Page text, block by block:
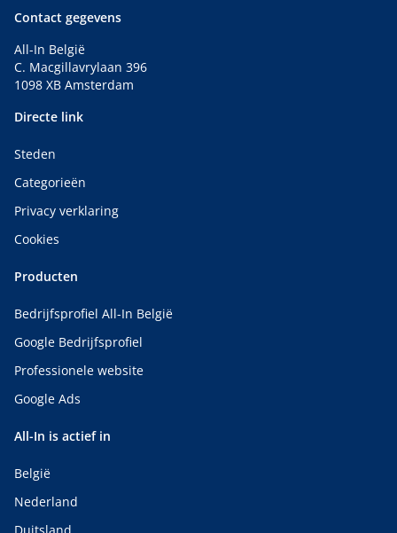
Contact gegevens
All-In België
C. Macgillavrylaan 396
1098 XB Amsterdam
Directe link
Steden
Categorieën
Privacy verklaring
Cookies
Producten
Bedrijfsprofiel All-In België
Google Bedrijfsprofiel
Professionele website
Google Ads
All-In is actief in
België
Nederland